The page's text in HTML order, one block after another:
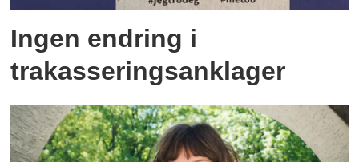
Ingen endring i
trakasseringsanklager